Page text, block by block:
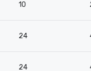
10
24
24